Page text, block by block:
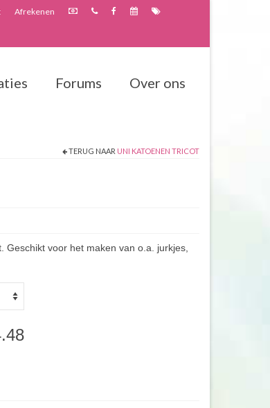
Afrekenen
Forums Over ons
TERUG NAAR UNI KATOENEN TRICOT
voor het maken van o.a. jurkjes,